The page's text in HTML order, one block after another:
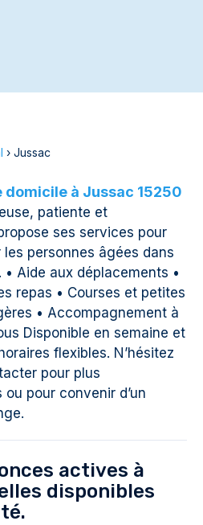
› Jussac
domicile à Jussac 15250
patiente et
ses services pour
personnes âgées dans
• Aide aux déplacements •
repas • Courses et petites
• Accompagnement à
Disponible en semaine et
flexibles. N’hésitez
pour plus
ou pour convenir d’un
actives à
disponibles